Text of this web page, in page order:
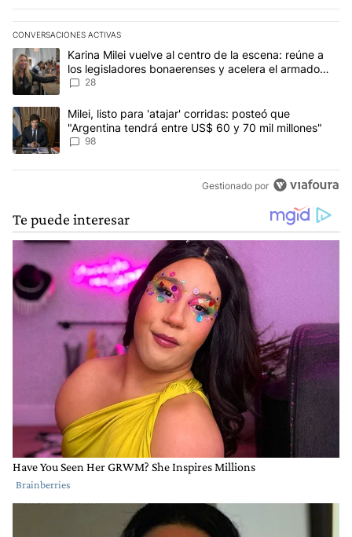
CONVERSACIONES ACTIVAS
Este listado muestra los artículos con más comentarios en los
Un artículo de tendencia con el título "Karina Milei vuelve al
Karina Milei vuelve al centro de la escena: reúne a
los legisladores bonaerenses y acelera el armado
para 2027
28
Un artículo de tendencia con el título "Milei, listo para 'atajar'
Milei, listo para 'atajar' corridas: posteó que
"Argentina tendrá entre US$ 60 y 70 mil millones"
98
Gestionado por